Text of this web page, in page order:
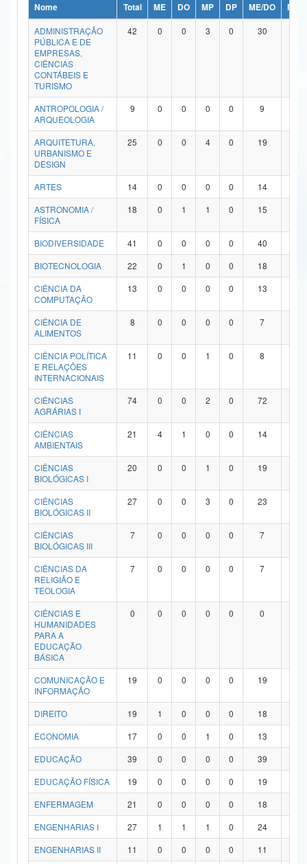
Ministério da Ciência, Tecnologia, Inovações e Comunicações
Ministério do Meio Ambiente
Ministério do Turismo
Ministério do Desenvolvimento Regional
Controladoria-Geral da União
Ministério da Mulher, da Família e dos Direitos Humanos
Secretaria de Governo
Advocacia-Geral da União
Banco Central do Brasil
Nome Total ME DO MP DP ME/DO
MP/
ADMINISTRAÇÃO
PÚBLICA E DE
EMPRESAS,
CIÊNCIAS
CONTÁBEIS E
TURISMO
42 0 0 3 0 30
ANTROPOLOGIA /
ARQUEOLOGIA
9 0 0 0 0 9
ARQUITETURA,
URBANISMO E
DESIGN
25 0 0 4 0 19
ARTES 14 0 0 0 0 14
ASTRONOMIA /
FÍSICA
18 0 1 1 0 15
BIODIVERSIDADE 41 0 0 0 0 40
BIOTECNOLOGIA
22 0 1 0 0 18
CIÊNCIA DA
COMPUTAÇÃO
13 0 0 0 0 13
CIÊNCIA DE
ALIMENTOS
8 0 0 0 0 7
CIÊNCIA POLÍTICA
E RELAÇÕES
INTERNACIONAIS
11 0 0 1 0 8
CIÊNCIAS
AGRÁRIAS I
74 0 0 2 0 72
CIÊNCIAS
AMBIENTAIS
21 4 1 0 0 14
CIÊNCIAS
BIOLÓGICAS I
20 0 0 1 0 19
CIÊNCIAS
BIOLÓGICAS II
27 0 0 3 0 23
CIÊNCIAS
BIOLÓGICAS III
7 0 0 0 0 7
CIÊNCIAS DA
RELIGIÃO E
TEOLOGIA
7 0 0 0 0 7
CIÊNCIAS E
HUMANIDADES
PARA A
EDUCAÇÃO
BÁSICA
0 0 0 0 0 0
COMUNICAÇÃO E
INFORMAÇÃO
19 0 0 0 0 19
DIREITO 19 1 0 0 0 18
ECONOMIA
17 0 0 1 0 13
EDUCAÇÃO
39 0 0 0 0 39
EDUCAÇÃO FÍSICA
19 0 0 0 0 19
ENFERMAGEM
21 0 0 0 0 18
ENGENHARIAS I
27 1 1 1 0 24
ENGENHARIAS II
11 0 0 0 0 11